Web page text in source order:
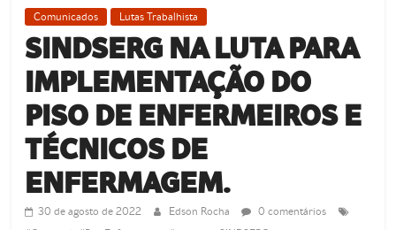
Servidores
Públicos
Municipais
de
Guamaré
SINDSERG
Comunicados Lutas Trabalhista
SINDSERG NA LUTA PARA
IMPLEMENTAÇÃO DO
PISO DE ENFERMEIROS E
TÉCNICOS DE
ENFERMAGEM.
30 de agosto de 2022 Edson Rocha
0 comentários